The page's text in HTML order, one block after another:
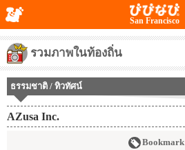
San Francisco
รวมภาพในท้องถิ่น
ธรรมชาติ / ทิวทัศน์
AZusa Inc.
Bookmark